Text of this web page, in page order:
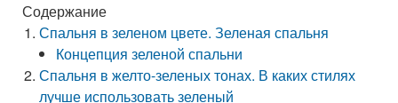
Содержание
Спальня в зеленом цвете. Зеленая спальня
Концепция зеленой спальни
Спальня в желто-зеленых тонах. В каких стилях
лучше использовать зеленый